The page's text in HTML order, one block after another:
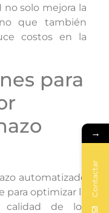
no solo mejora la
que también
costos en la
para
automatizado
optimizar la
de los
→
Contactar